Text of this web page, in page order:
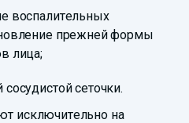
воспалительных
прежней формы
лица;
сеточки.
исключительно на